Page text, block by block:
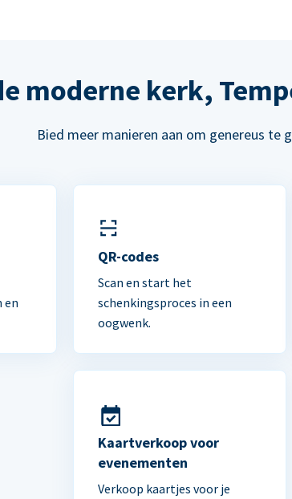
moderne kerk,
Bied meer manieren aan om genereus te
en
QR-codes
Scan en start het
schenkingsproces in een
oogwenk.
Kaartverkoop voor
evenementen
Verkoop kaartjes voor je